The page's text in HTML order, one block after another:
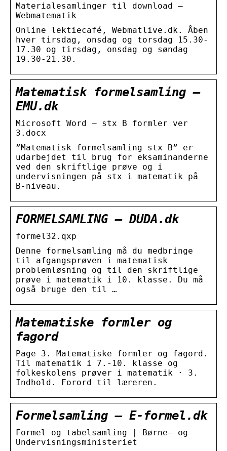
Materialesamlinger til download –
Webmatematik
Online lektiecafé, Webmatlive.dk. Åben
hver tirsdag, onsdag og torsdag 15.30-
17.30 og tirsdag, onsdag og søndag
19.30-21.30.
Matematisk formelsamling –
EMU.dk
Microsoft Word – stx B formler ver
3.docx
”Matematisk formelsamling stx B” er
udarbejdet til brug for eksaminanderne
ved den skriftlige prøve og i
undervisningen på stx i matematik på
B-niveau.
FORMELSAMLING – DUDA.dk
formel32.qxp
Denne formelsamling må du medbringe
til afgangsprøven i matematisk
problemløsning og til den skriftlige
prøve i matematik i 10. klasse. Du må
også bruge den til …
Matematiske formler og
fagord
Page 3. Matematiske formler og fagord.
Til matematik i 7.-10. klasse og
folkeskolens prøver i matematik · 3.
Indhold. Forord til læreren.
Formelsamling – E-formel.dk
Formel og tabelsamling | Børne– og
Undervisningsministeriet